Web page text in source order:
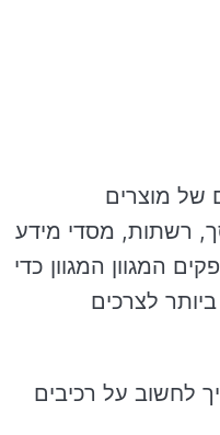
של מוצרים
רשתות, מסדי מידע
המגוון המגוון כדי
לצרכים
לחשוב על רכיבים